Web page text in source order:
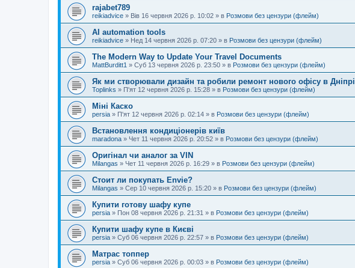
rajabet789
reikiadvice » Вів 16 червня 2026 р. 10:02 » в Розмови без цензури (флейм)
AI automation tools
reikiadvice » Нед 14 червня 2026 р. 07:20 » в Розмови без цензури (флейм)
The Modern Way to Update Your Travel Documents
MattBurditt1 » Суб 13 червня 2026 р. 23:50 » в Розмови без цензури (флейм)
Як ми створювали дизайн та робили ремонт нового офісу в Дніпрі
Toplinks » П'ят 12 червня 2026 р. 15:28 » в Розмови без цензури (флейм)
Міні Каско
persia » П'ят 12 червня 2026 р. 02:14 » в Розмови без цензури (флейм)
Встановлення кондиціонерів київ
maradona » Чет 11 червня 2026 р. 20:52 » в Розмови без цензури (флейм)
Оригінал чи аналог за VIN
Milangas » Чет 11 червня 2026 р. 16:29 » в Розмови без цензури (флейм)
Стоит ли покупать Envie?
Milangas » Сер 10 червня 2026 р. 15:20 » в Розмови без цензури (флейм)
Купити готову шафу купе
persia » Пон 08 червня 2026 р. 21:31 » в Розмови без цензури (флейм)
Купити шафу купе в Києві
persia » Суб 06 червня 2026 р. 22:57 » в Розмови без цензури (флейм)
Матрас топпер
persia » Суб 06 червня 2026 р. 00:03 » в Розмови без цензури (флейм)